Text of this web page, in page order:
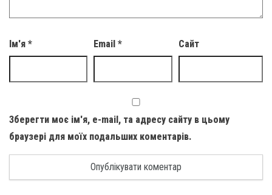
Ім'я * Email* Сайт
Зберегти моє ім'я, e-mail, та адресу сайту в цьому
браузері для моїх подальших коментарів.